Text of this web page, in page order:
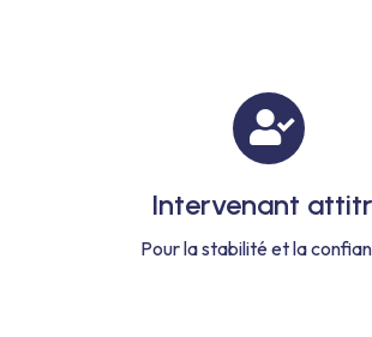
Intervenant
Pour la stabilité et la